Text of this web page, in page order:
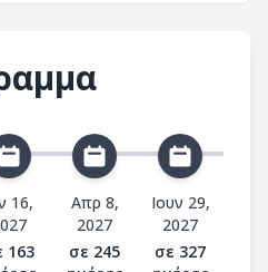
16,
163
Απρ 8,
2027
σε 245
Ιουν 29,
2027
σε 327